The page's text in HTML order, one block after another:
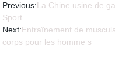
Previous:La Chine usine de
Sport
Next:Entraînement de
corps pour les homme s